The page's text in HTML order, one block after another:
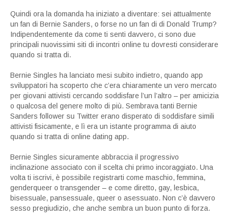
Quindi ora la domanda ha iniziato a diventare: sei attualmente
un fan di Bernie Sanders, o forse no un fan di di Donald Trump?
Indipendentemente da come ti senti davvero, ci sono due
principali nuovissimi siti di incontri online tu dovresti considerare
quando si tratta di.
Bernie Singles ha lanciato mesi subito indietro, quando app
sviluppatori ha scoperto che c’era chiaramente un vero mercato
per giovani attivisti cercando soddisfare l’un l’altro – per amicizia
o qualcosa del genere molto di più. Sembrava tanti Bernie
Sanders follower su Twitter erano disperato di soddisfare simili
attivisti fisicamente, e lì era un istante programma di aiuto
quando si tratta di online dating app.
Bernie Singles sicuramente abbraccia il progressivo
inclinazione associato con il scelta chi primo incoraggiato. Una
volta ti iscrivi, è possibile registrarti come maschio, femmina,
genderqueer o transgender – e come diretto, gay, lesbica,
bisessuale, pansessuale, queer o asessuato. Non c’è davvero
sesso pregiudizio, che anche sembra un buon punto di forza.